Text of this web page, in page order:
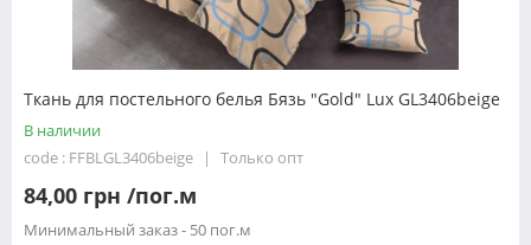
Ткань для постельного белья Бязь "Gold" Lux GL3406beige
В наличии
code : FFBLGL3406beige
Только опт
84,00 грн /пог.м
Минимальный заказ - 50 пог.м